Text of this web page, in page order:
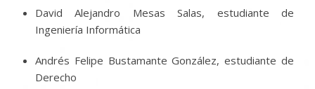
David Alejandro Mesas Salas, estudiante de
Ingeniería Informática
Andrés Felipe Bustamante González, estudiante de
Derecho